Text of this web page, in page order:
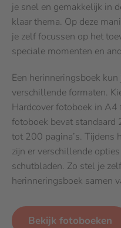
je snel en gemakkelijk in
klaar thema. Op deze
je zelf focussen op het
speciale momenten en
Een herinneringsboek
verschillende formaten.
Hardcover fotoboek in A4
fotoboek bevat standaard
tot 200 pagina’s. Tijdens
zijn er verschillende
schutbladen. Zo stel je
herinneringsboek samen
Bekijk fotoboeken